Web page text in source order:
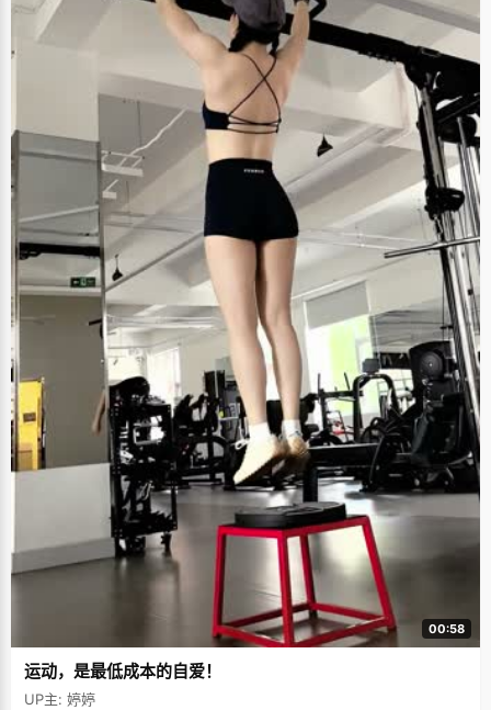
00:58
运动，是最低成本的自爱！
UP主: 婷婷